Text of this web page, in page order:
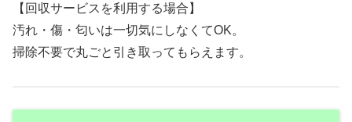
【回収サービスを利用する場合】
汚れ・傷・匂いは一切気にしなくてOK。
掃除不要で丸ごと引き取ってもらえます。